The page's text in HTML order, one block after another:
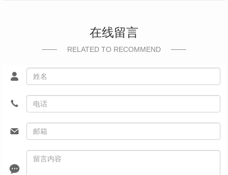
在线留言
RELATED TO RECOMMEND